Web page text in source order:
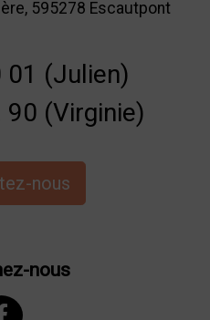
595278 Escautpont
01 (Julien)
(Virginie)
nous
nous